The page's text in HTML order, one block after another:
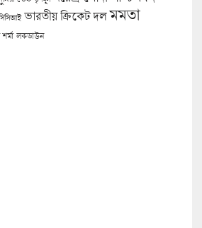
ভারতীয় ক্রিকেট দল মমতা
লকডাউন